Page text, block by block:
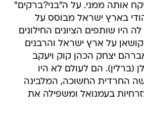
אותה ממני. על ה"בני?ברקים"
בארץ ישראל מבוסס על
היו שותפים הציונים החילונים
על ארץ ישראל והרבנים
יצחק הכהן קוק ויעקב
(ברלין). הם לעולם לא היו
החרדית החשוכה, המלבינה
בעמנואל ומשפילה את